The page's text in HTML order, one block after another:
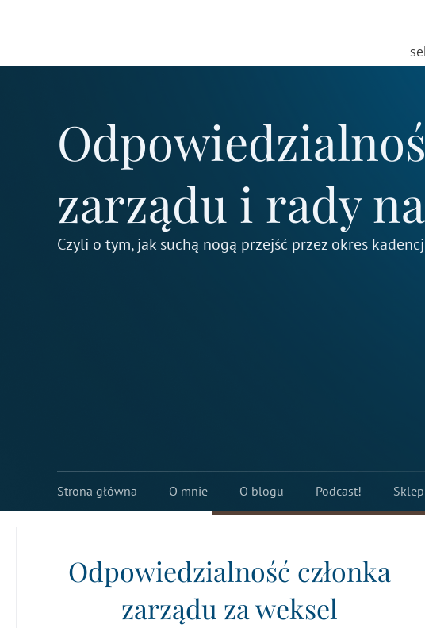
zarządu i rady
Czyli o tym, jak suchą nogą przejść przez okres
Strona główna O mnie O blogu Podcast! Sklep
Odpowiedzialność członka
zarządu za weksel